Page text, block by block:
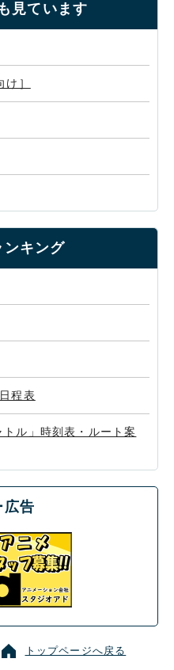
見ています
］
ンキング
程表
ル」時刻表・ルート案
広告
トップページへ戻る